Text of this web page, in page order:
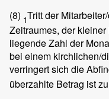
(8) 1Tritt der
Zeitraumes, der
liegende Zahl der
bei einem kirchlichen/
verringert sich die
überzahlte Betrag ist